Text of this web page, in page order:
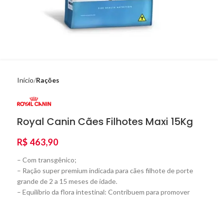
Início Rações
Royal Canin Cães Filhotes Maxi 15Kg
R$ 463,90
– Com transgênico;
– Ração super premium indicada para cães filhote de porte
grande de 2 a 15 meses de idade.
– Equilíbrio da flora intestinal: Contribuem para promover